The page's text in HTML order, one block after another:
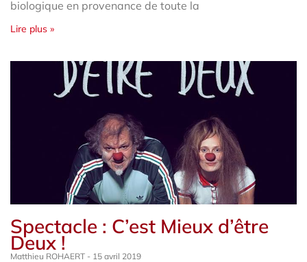
biologique en provenance de toute la
Lire plus »
Spectacle : C’est Mieux d’être
Deux !
Matthieu ROHAERT 15 avril 2019